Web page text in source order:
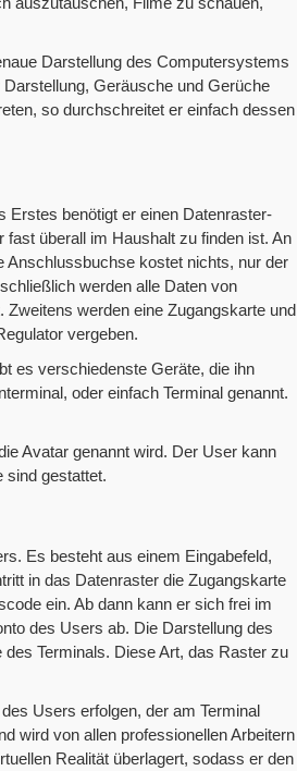
Darstellung des Computersystems
Geräusche und Gerüche
so durchschreitet er einfach dessen
Erstes benötigt er einen Datenraster-
überall im Haushalt zu finden ist. An
Anschlussbuchse kostet nichts, nur der
werden alle Daten von
werden eine Zugangskarte und
vergeben.
es verschiedenste Geräte, die ihn
oder einfach Terminal genannt.
Avatar genannt wird. Der User kann
sind gestattet.
Es besteht aus einem Eingabefeld,
in das Datenraster die Zugangskarte
ein. Ab dann kann er sich frei im
des Users ab. Die Darstellung des
Terminals. Diese Art, das Raster zu
Users erfolgen, der am Terminal
wird von allen professionellen Arbeitern
Realität überlagert, sodass er den